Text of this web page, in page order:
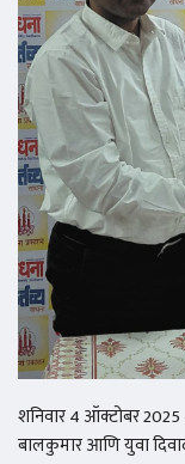
शनिवार 4 ऑक्टोबर 2025
बालकुमार आणि युवा